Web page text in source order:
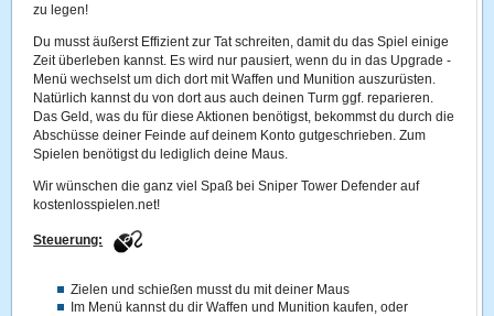
zu legen!
Du musst äußerst Effizient zur Tat schreiten, damit du das Spiel einige
Zeit überleben kannst. Es wird nur pausiert, wenn du in das Upgrade -
Menü wechselst um dich dort mit Waffen und Munition auszurüsten.
Natürlich kannst du von dort aus auch deinen Turm ggf. reparieren.
Das Geld, was du für diese Aktionen benötigst, bekommst du durch die
Abschüsse deiner Feinde auf deinem Konto gutgeschrieben. Zum
Spielen benötigst du lediglich deine Maus.
Wir wünschen die ganz viel Spaß bei Sniper Tower Defender auf
kostenlosspielen.net!
Steuerung:
Zielen und schießen musst du mit deiner Maus
Im Menü kannst du dir Waffen und Munition kaufen, oder